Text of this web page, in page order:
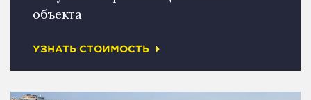
объекта
УЗНАТЬ СТОИМОСТЬ